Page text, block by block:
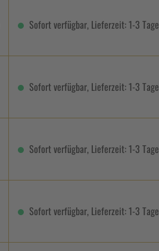
Sofort verfügbar, Lieferzeit: 1-3 Tage
Sofort verfügbar, Lieferzeit: 1-3 Tage
Sofort verfügbar, Lieferzeit: 1-3 Tage
Sofort verfügbar, Lieferzeit: 1-3 Tage